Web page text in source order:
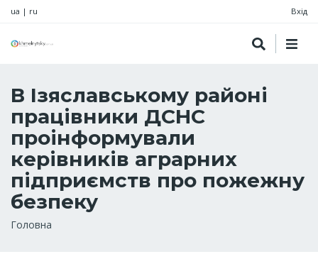
ua | ru Вхід
В Ізяславському районі
працівники ДСНС
проінформували
керівників аграрних
підприємств про пожежну
безпеку
Рядок
Головна